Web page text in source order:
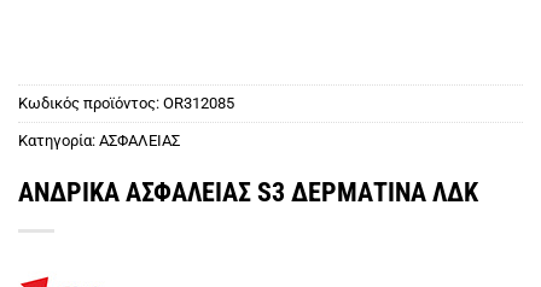
Κωδικός προϊόντος: OR312085
Κατηγορία: ΑΣΦΑΛΕΙΑΣ
ΑΝΔΡΙΚΑ ΑΣΦΑΛΕΙΑΣ S3 ΔΕΡΜΑΤΙΝΑ ΛΔΚ